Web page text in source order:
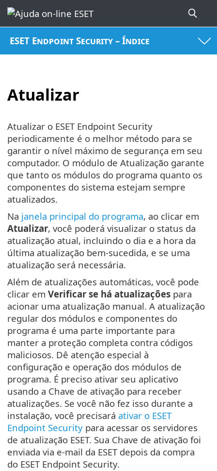
ESET Endpoint Security – Índice
Atualizar
Atualizar o ESET Endpoint Security
periodicamente é o melhor método para se
garantir o nível máximo de segurança em seu
computador. O módulo de Atualização garante
que tanto os módulos do programa quanto os
componentes do sistema estejam sempre
atualizados.
Na janela principal do programa, ao clicar em
Atualizar, você poderá visualizar o status da
atualização atual, incluindo o dia e a hora da
última atualização bem-sucedida, e se uma
atualização será necessária.
Além de atualizações automáticas, você pode
clicar em Verificar se há atualizações para
acionar uma atualização manual. A atualização
regular dos módulos e componentes do
programa é uma parte importante para
manter a proteção completa contra códigos
maliciosos. Dê atenção especial à
configuração e operação dos módulos de
programa. É preciso ativar seu aplicativo
usando a Chave de ativação para receber
atualizações. Se você não fez isso durante a
instalação, você precisará ativar o ESET
Endpoint Security para acessar os servidores
de atualização ESET. Sua Chave de ativação foi
enviada via e-mail da ESET depois da compra
do ESET Endpoint Security.